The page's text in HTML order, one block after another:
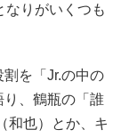
なりがいくつも
を「Jr.の中の
、鶴瓶の「誰
和也）とか、キ